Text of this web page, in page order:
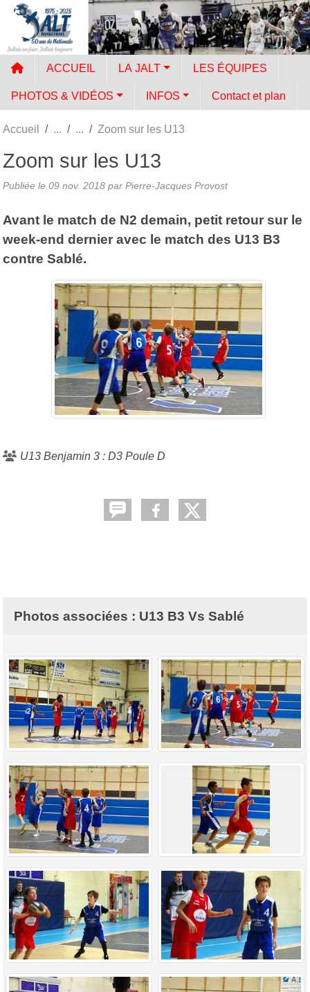
ACCUEIL LA JALT LES ÉQUIPES
PHOTOS & VIDÉOS INFOS Contact et plan
Accueil Zoom sur les U13
Zoom sur les U13
Publiée le 09 nov. 2018 par Pierre-Jacques Provost
Avant le match de N2 demain, petit retour sur le
week-end dernier avec le match des U13 B3
contre Sablé.
U13 Benjamin 3 : D3 Poule D
Photos associées : U13 B3 Vs Sablé
Panneau de gestion des cookies